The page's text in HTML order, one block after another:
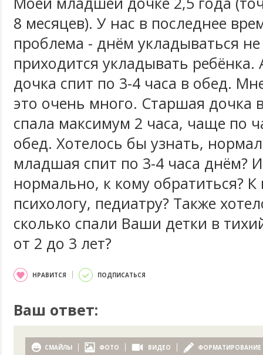
8 месяцев). У нас в последнее
проблема - днём укладываться
приходится укладывать ребёнка.
дочка спит по 3-4 часа в обед.
это очень много. Старшая дочка
спала максимум 2 часа, чаще по
обед. Хотелось бы узнать,
младшая спит по 3-4 часа днём?
нормально, к кому обратиться? К
психологу, педиатру? Также
сколько спали Ваши детки в
от 2 до 3 лет?
НРАВИТСЯ ПОДПИСАТЬСЯ
Ваш ответ:
СМАЙЛЫ ФОТО ВИДЕО ФОРМАТИРОВАНИЕ